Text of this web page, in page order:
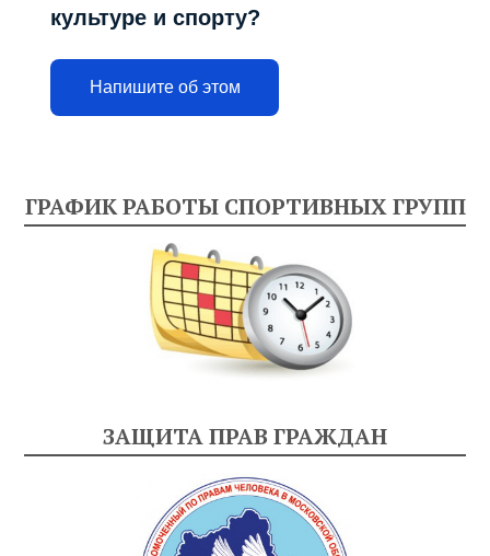
культуре и спорту?
Напишите об этом
ГРАФИК РАБОТЫ СПОРТИВНЫХ ГРУПП
ЗАЩИТА ПРАВ ГРАЖДАН